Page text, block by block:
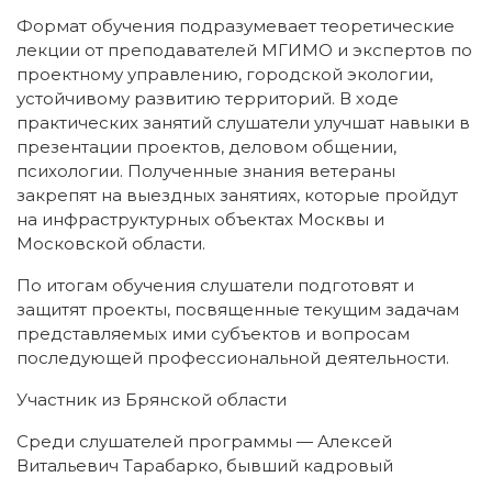
Формат обучения подразумевает теоретические
лекции от преподавателей МГИМО и экспертов по
проектному управлению, городской экологии,
устойчивому развитию территорий. В ходе
практических занятий слушатели улучшат навыки в
презентации проектов, деловом общении,
психологии. Полученные знания ветераны
закрепят на выездных занятиях, которые пройдут
на инфраструктурных объектах Москвы и
Московской области.
По итогам обучения слушатели подготовят и
защитят проекты, посвященные текущим задачам
представляемых ими субъектов и вопросам
последующей профессиональной деятельности.
Участник из Брянской области
Среди слушателей программы — Алексей
Витальевич Тарабарко, бывший кадровый